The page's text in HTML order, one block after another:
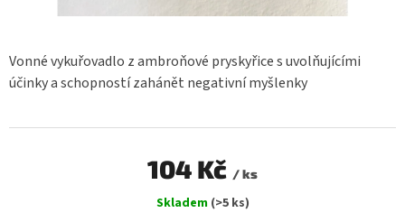
Vonné vykuřovadlo z ambroňové pryskyřice s uvolňujícími
účinky a schopností zahánět negativní myšlenky
104 Kč / ks
cena:
Skladem (>5 ks)